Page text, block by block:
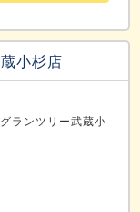
小杉店
ランツリー武蔵小